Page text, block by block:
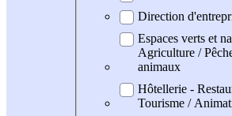
Direction
Espaces verts et
Agriculture /
animaux
Hôtellerie -
Tourisme /